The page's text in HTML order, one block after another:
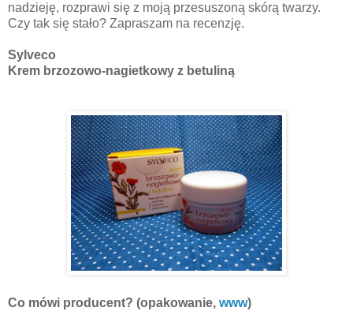
nadzieję, rozprawi się z moją przesuszoną skórą twarzy.
Czy tak się stało? Zapraszam na recenzję.
Sylveco
Krem brzozowo-nagietkowy z betuliną
Co mówi producent? (opakowanie, www)